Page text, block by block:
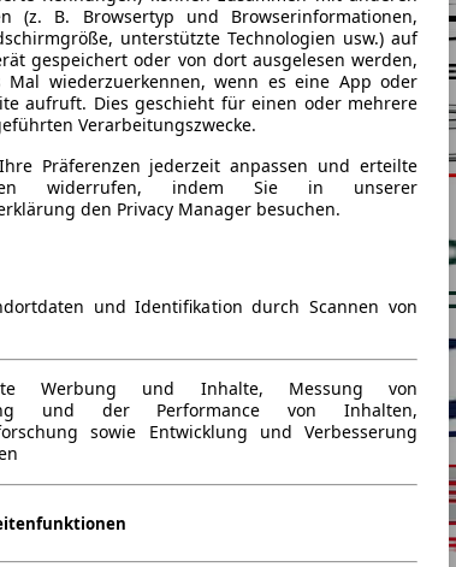
(z. B. Browsertyp und Browserinformationen,
unterstützte Technologien usw.) auf
gespeichert oder von dort ausgelesen werden,
Mal wiederzuerkennen, wenn es eine App oder
aufruft. Dies geschieht für einen oder mehrere
Verarbeitungszwecke.
Präferenzen jederzeit anpassen und erteilte
widerrufen, indem Sie in unserer
den Privacy Manager besuchen.
und Identifikation durch Scannen von
Werbung und Inhalte, Messung von
und der Performance von Inhalten,
sowie Entwicklung und Verbesserung